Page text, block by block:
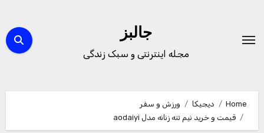
content
جالبز
مجله اینترنتی و سبک زندگی
Home دیجیکا
ورزش و سفر
قیمت و خرید نیم تنه زنانه مدل aodaiyi